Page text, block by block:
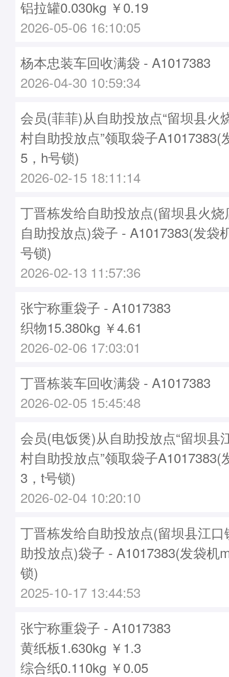
铝拉罐0.030kg ￥0.19
2026-05-06 16:10:05
杨本忠装车回收满袋 - A1017383
2026-04-30 10:59:34
会员(菲菲)从自助投放点“留坝县火
村自助投放点”领取袋子A1017383(
5，h号锁)
2026-02-15 18:11:14
丁晋栋发给自助投放点(留坝县火
自助投放点)袋子 - A1017383(发袋
号锁)
2026-02-13 11:57:36
张宁称重袋子 - A1017383
织物15.380kg ￥4.61
2026-02-06 17:03:01
丁晋栋装车回收满袋 - A1017383
2026-02-05 15:45:48
会员(电饭煲)从自助投放点“留坝县
村自助投放点”领取袋子A1017383(
3，t号锁)
2026-02-04 10:20:10
丁晋栋发给自助投放点(留坝县江
助投放点)袋子 - A1017383(发袋机
锁)
2025-10-17 13:44:53
张宁称重袋子 - A1017383
黄纸板1.630kg ￥1.3
综合纸0.110kg ￥0.05